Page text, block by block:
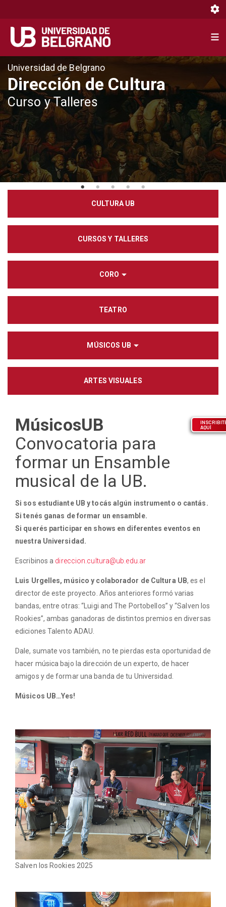
contenido
principal
Universidad de Belgrano
Dirección de Cultura
Curso y Talleres
CULTURA UB
CURSOS Y TALLERES
CORO
TEATRO
MÚSICOS UB
ARTES VISUALES
MúsicosUB
Convocatoria para
formar un Ensamble
musical de la UB.
Si sos estudiante UB y tocás algún instrumento o cantás.
Si tenés ganas de formar un ensamble.
Si querés participar en shows en diferentes eventos en
nuestra Universidad.
Escribinos a direccion.cultura@ub.edu.ar
Luis Urgelles, músico y colaborador de Cultura UB, es el
director de este proyecto. Años anteriores formó varias
bandas, entre otras: “Luigi and The Portobellos” y “Salven los
Rookies”, ambas ganadoras de distintos premios en diversas
ediciones Talento ADAU.
Dale, sumate vos también, no te pierdas esta oportunidad de
hacer música bajo la dirección de un experto, de hacer
amigos y de formar una banda de tu Universidad.
Músicos UB…Yes!
Salven los Rookies 2025
AQUÍ